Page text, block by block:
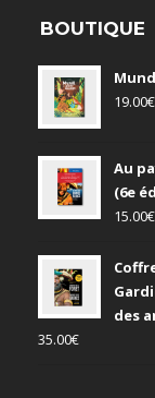
BOUTIQUE
19.00€
Au
(6e
15.00€
des
35.00€